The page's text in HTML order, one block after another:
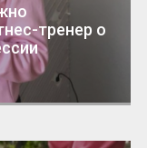
тренер о